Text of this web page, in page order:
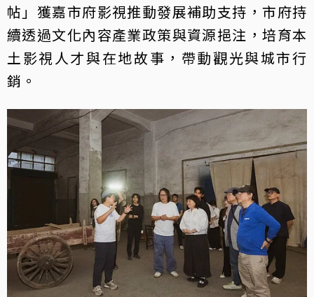
帖」獲嘉市府影視推動發展補助支持，市府持
續透過文化內容產業政策與資源挹注，培育本
土影視人才與在地故事，帶動觀光與城市行
銷。